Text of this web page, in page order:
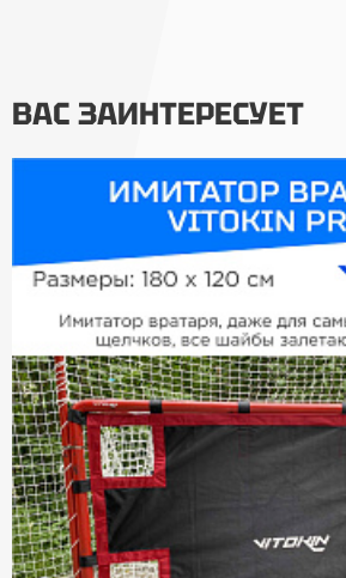
ВАС ЗАИНТЕРЕСУЕТ